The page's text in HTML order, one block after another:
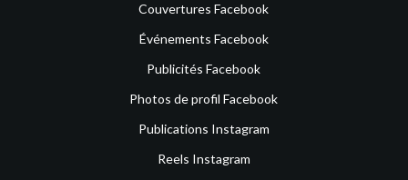
Couvertures Facebook
Événements Facebook
Publicités Facebook
Photos de profil Facebook
Publications Instagram
Reels Instagram